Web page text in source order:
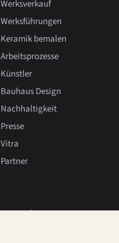
Werksverkauf
Werksführungen
Keramik bemalen
Arbeitsprozesse
Künstler
Bauhaus Design
Nachhaltigkeit
Presse
Vitra
Partner